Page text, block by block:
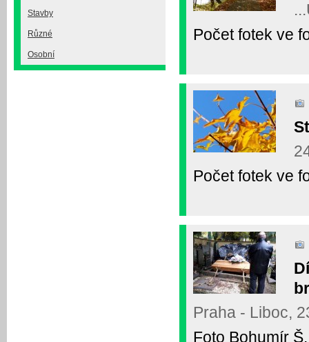
Stavby
Různé
Osobní
Počet fotek ve
Počet fotek ve
Praha - Liboc,
Foto Bohumír